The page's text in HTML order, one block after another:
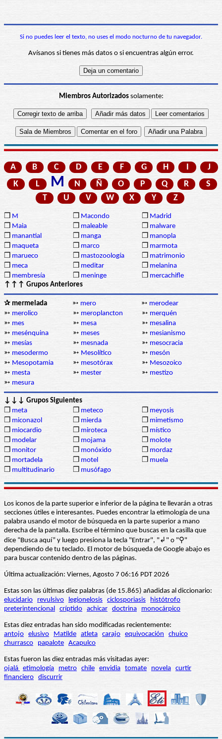
Si no puedes leer el texto, no uses el modo nocturno de tu navegador.
Avísanos si tienes más datos o si encuentras algún error.
Miembros Autorizadossolamente:
A B C D E F G H I
J
K
L M N Ñ O P Q R
S
T
U V W X Y Z
❒ M ❒ Macondo ❒ Madrid
❒ Maia ❒ maleable ❒ malware
❒ manantial ❒ manga ❒ manopla
❒ maqueta ❒ marco ❒ marmota
❒ marueco ❒ mastozoología ❒ matrimonio
❒ meca ❒ meditar ❒ melanina
❒ membresía ❒ meninge ❒ mercachifle
↑↑↑ Grupos Anteriores
✰ mermelada ➳ mero ➳ merodear
➳ merolico ➳ meroplancton ➳ merquén
➳ mes ➳ mesa ➳ mesalina
➳ mesénquina ➳ meses ➳ mesianismo
➳ mesías ➳ mesnada ➳ mesocracia
➳ mesodermo ➳ Mesolítico ➳ mesón
➳ Mesopotamia ➳ mesotórax ➳ Mesozoico
➳ mesta ➳ mester ➳ mestizo
➳ mesura
↓↓↓ Grupos Siguientes
❒ meta ❒ meteco ❒ meyosis
❒ miconazol ❒ mierda ❒ mimetismo
❒ miocardio ❒ miroteca ❒ místico
❒ modelar ❒ mojama ❒ molote
❒ monitor ❒ monóxido ❒ mordaz
❒ mortadela ❒ motel ❒ muela
❒ multitudinario ❒ musófago
Los iconos de la parte superior e inferior de la página te llevarán a otras
secciones útiles e interesantes. Puedes encontrar la etimología de una
palabra usando el motor de búsqueda en la parte superior a mano
derecha de la pantalla. Escribe el término que buscas en la casilla que
dice “Busca aquí” y luego presiona la tecla "Entrar", "↲" o "⚲"
dependiendo de tu teclado. El motor de búsqueda de Google abajo es
para buscar contenido dentro de las páginas.
Última actualización: Viernes, Agosto 7 06:16 PDT 2026
Estas son las últimas diez palabras (de 15.865) añadidas al diccionario:
elucidario
revulsivo legionelosis ciclosporiasis
histótrofo
preterintencional críptido achicar doctrina monocárpico
Estas diez entradas han sido modificadas recientemente:
antojo elusivo Matilde atleta carajo equivocación
chuico
churrasco
papalote Acapulco
Estas fueron las diez entradas más visitadas ayer:
ojalá etimología metro chile envidia tomate novela curtir
financiero discurrir